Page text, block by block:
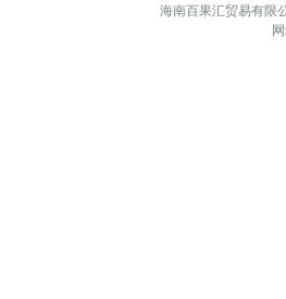
海南百果汇贸易有限